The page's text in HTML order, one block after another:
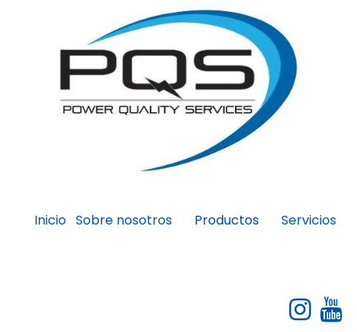
Inicio Sobre nosotros Productos Servicios